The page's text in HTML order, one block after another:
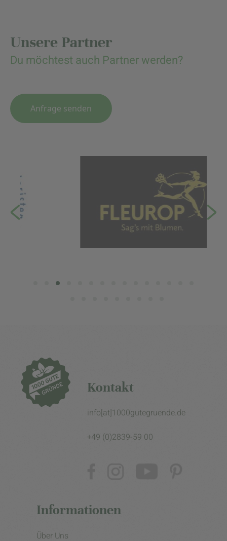
Unsere Partner
Du möchtest auch Partner werden?
Anfrage senden
Kontakt
info[at]1000gutegruende.de
+49 (0)2839-59 00
Informationen
Über Uns